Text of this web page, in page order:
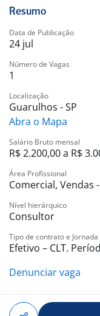
A GS Consultoria
valores e objetivos.
Resumo
Data de Publicação
24 jul
Número de Vagas
1
Localização
Guarulhos - SP
Abra o Mapa
Salário Bruto mensal
R$ 2.200,00 a R$
Área Profissional
Comercial, Vendas
Nível hierárquico
Consultor
Tipo de contrato e Jornada
Efetivo – CLT.
Denunciar vaga